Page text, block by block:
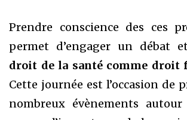
Prendre conscience des ces
permet d’engager un débat
droit de la santé comme droit
Cette journée est l’occasion de
nombreux évènements